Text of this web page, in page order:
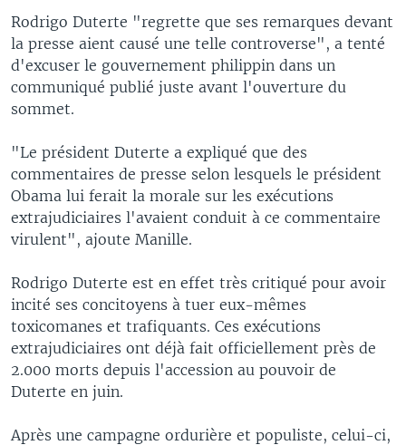
Rodrigo Duterte "regrette que ses remarques devant
la presse aient causé une telle controverse", a tenté
d'excuser le gouvernement philippin dans un
communiqué publié juste avant l'ouverture du
sommet.
"Le président Duterte a expliqué que des
commentaires de presse selon lesquels le président
Obama lui ferait la morale sur les exécutions
extrajudiciaires l'avaient conduit à ce commentaire
virulent", ajoute Manille.
Rodrigo Duterte est en effet très critiqué pour avoir
incité ses concitoyens à tuer eux-mêmes
toxicomanes et trafiquants. Ces exécutions
extrajudiciaires ont déjà fait officiellement près de
2.000 morts depuis l'accession au pouvoir de
Duterte en juin.
Après une campagne ordurière et populiste, celui-ci,